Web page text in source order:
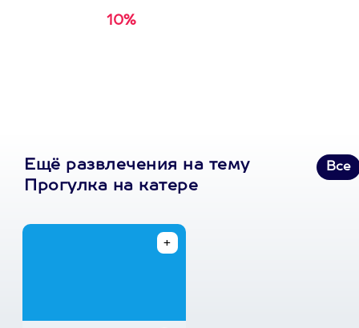
10%
Ещё развлечения на тему
Прогулка на катере
Все